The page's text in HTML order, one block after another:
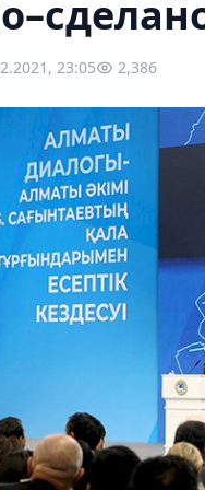
23:05 2,386